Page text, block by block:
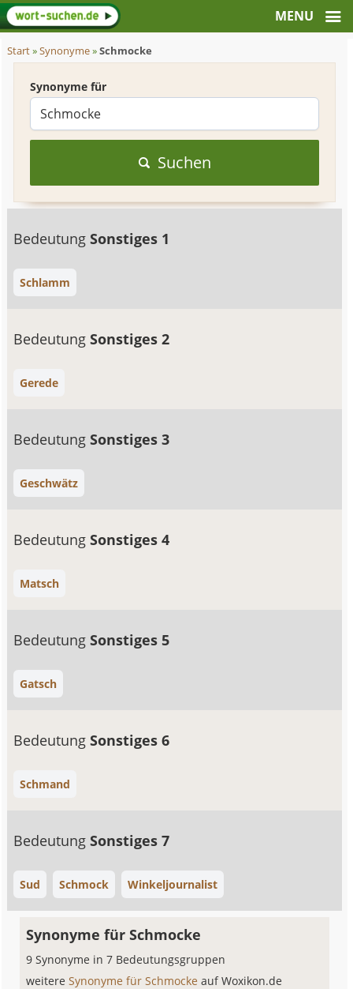
Start»Synonyme»Schmocke
Synonyme für
Suchen
BedeutungSonstiges 1
Schlamm
BedeutungSonstiges 2
Gerede
BedeutungSonstiges 3
Geschwätz
BedeutungSonstiges 4
Matsch
BedeutungSonstiges 5
Gatsch
BedeutungSonstiges 6
Schmand
BedeutungSonstiges 7
Sud Schmock Winkeljournalist
Synonyme für Schmocke
9 Synonyme in 7 Bedeutungsgruppen
weitereSynonyme für Schmockeauf Woxikon.de